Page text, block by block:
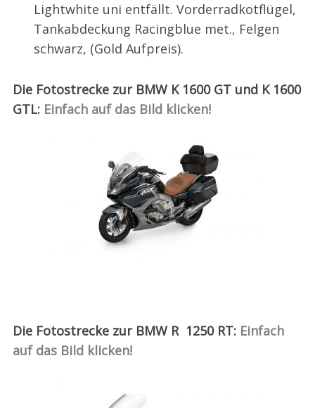
Lightwhite uni entfällt. Vorderradkotflügel,
Tankabdeckung Racingblue met., Felgen
schwarz, (Gold Aufpreis).
Die Fotostrecke zur BMW K 1600 GT und K 1600
GTL: Einfach auf das Bild klicken!
Die Fotostrecke zur BMW R 1250 RT: Einfach
auf das Bild klicken!